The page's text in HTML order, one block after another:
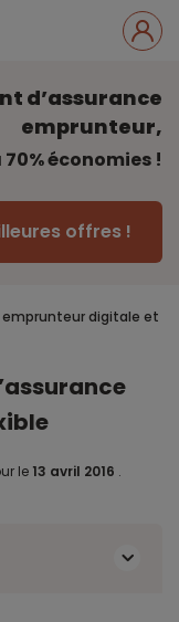
d’assurance
emprunteur,
économies !
offres !
emprunteur digitale et
le 13 avril 2016 .